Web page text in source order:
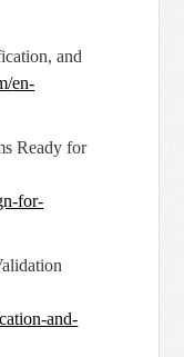
and
en-
Ready for
for-
and-